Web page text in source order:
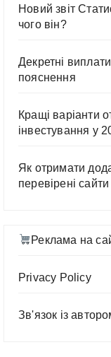
Новий звіт
чого він?
Декретні
пояснення
Кращі варіанти
інвестування у
Як отримати
перевірені
Реклама на
Privacy Policy
Зв'язок із